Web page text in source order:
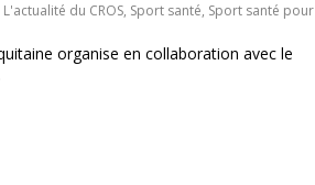
L'actualité du CROS, Sport santé, Sport santé pour
organise en collaboration avec le